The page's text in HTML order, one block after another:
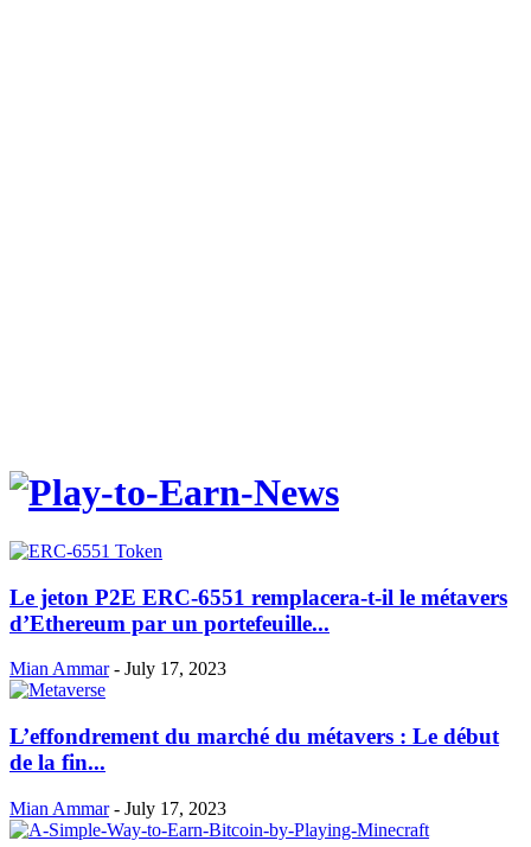
Le jeton P2E ERC-6551 remplacera-t-il le métavers
d’Ethereum par un portefeuille...
Mian Ammar - July 17, 2023
L’effondrement du marché du métavers : Le début
de la fin...
Mian Ammar - July 17, 2023